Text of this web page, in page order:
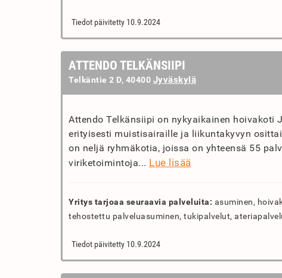
Tiedot päivitetty 10.9.2024
ATTENDO TELKÄNSIIPI
Telkäntie 2 D, 40400 Jyväskylä
Attendo Telkänsiipi on nykyaikainen hoivakoti
erityisesti muistisairaille ja liikuntakyvyn
on neljä ryhmäkotia, joissa on yhteensä 55
viriketoimintoja... Lue lisää
Yritys tarjoaa seuraavia palveluita: asuminen,
tehostettu palveluasuminen, tukipalvelut,
Tiedot päivitetty 10.9.2024